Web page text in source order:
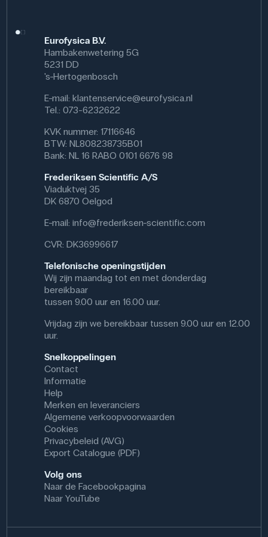
Eurofysica B.V.
Hambakenwetering 5G
5231 DD
's-Hertogenbosch
E-mail:klantenservice@eurofysica.nl
Tel.: 073-6232622
KVK nummer: 17116646
BTW: NL808238735B01
Bank: NL 16 RABO 0101 6676 98
Frederiksen Scientific A/S
Viaduktvej 35
DK 6870 Oelgod
E-mail:info@frederiksen-scientific.com
CVR: DK36996617
Telefonische openingstijden
Wij zijn maandag tot en met donderdag
bereikbaar
tussen 9.00 uur en 16.00 uur.
Vrijdag zijn we bereikbaar tussen 9.00 uur en 12.00
uur.
Snelkoppelingen
Contact
Informatie
Help
Merken en leveranciers
Algemene verkoopvoorwaarden
Cookies
Privacybeleid (AVG)
Export Catalogue (PDF)
Volg ons
Naar de Facebookpagina
Naar YouTube